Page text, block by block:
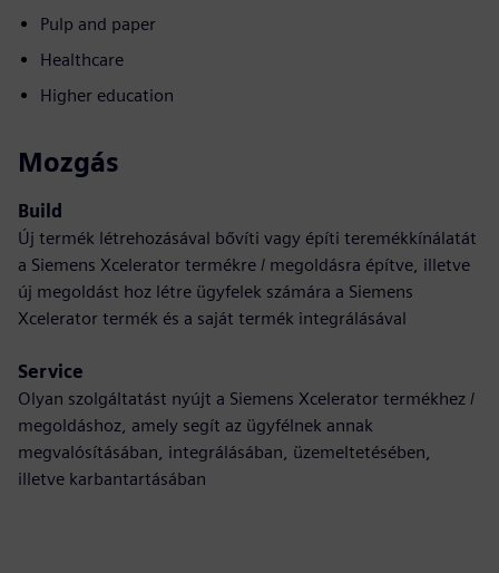
Pulp and paper
Healthcare
Higher education
Mozgás
Build
Új termék létrehozásával bővíti vagy építi teremékkínálatát
a Siemens Xcelerator termékre / megoldásra építve, illetve
új megoldást hoz létre ügyfelek számára a Siemens
Xcelerator termék és a saját termék integrálásával
Service
Olyan szolgáltatást nyújt a Siemens Xcelerator termékhez /
megoldáshoz, amely segít az ügyfélnek annak
megvalósításában, integrálásában, üzemeltetésében,
illetve karbantartásában